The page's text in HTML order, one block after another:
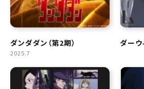
ダンダダン（第2期）
2025.7
ダーウ